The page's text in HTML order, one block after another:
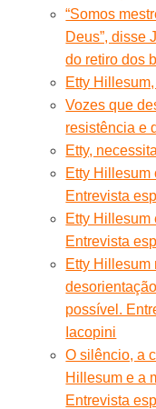
“Somos
Deus”, disse
do retiro dos
Etty
Vozes que
resistência e
Etty,
Etty Hillesum
Entrevista
Etty Hillesum
Entrevista
Etty Hillesum
possível.
Iacopini
O silêncio, a
Hillesum e a
Entrevista